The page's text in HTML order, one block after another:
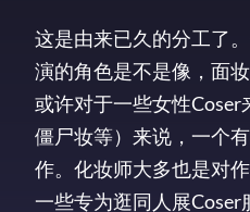
这是由来已久的分工了
演的角色是不是像，面
或许对于一些女性Coser
僵尸妆等）来说，一个
作。化妆师大多也是对
一些专为逛同人展